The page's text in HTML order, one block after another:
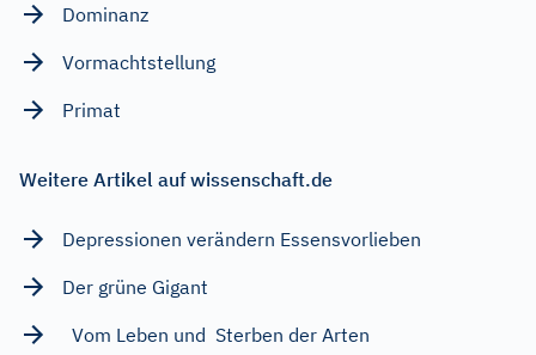
Dominanz
Vormachtstellung
Primat
Weitere Artikel auf wissenschaft.de
Depressionen verändern Essensvorlieben
Der grüne Gigant
Vom Leben und Sterben der Arten